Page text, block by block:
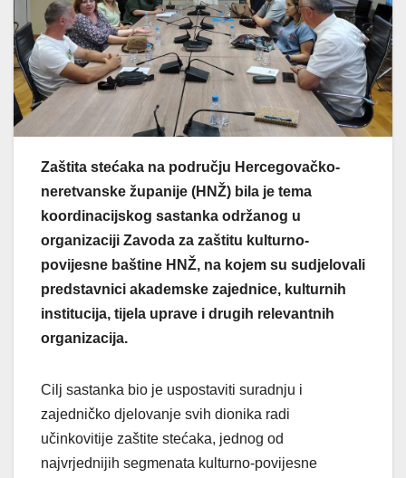
Zaštita stećaka na području Hercegovačko-
neretvanske županije (HNŽ) bila je tema
koordinacijskog sastanka održanog u
organizaciji Zavoda za zaštitu kulturno-
povijesne baštine HNŽ, na kojem su sudjelovali
predstavnici akademske zajednice, kulturnih
institucija, tijela uprave i drugih relevantnih
organizacija.
Cilj sastanka bio je uspostaviti suradnju i
zajedničko djelovanje svih dionika radi
učinkovitije zaštite stećaka, jednog od
najvrjednijih segmenata kulturno-povijesne